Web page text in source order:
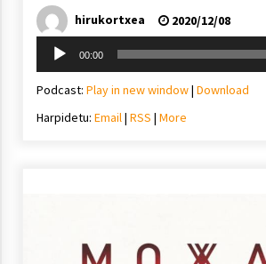
Segura irratian
2021/07/22
hirukortxea
2020/12/08
Soinu
erreproduzigailua
00:00
Podcast: Play in new window| Download
Harpidetu: Email| RSS | More